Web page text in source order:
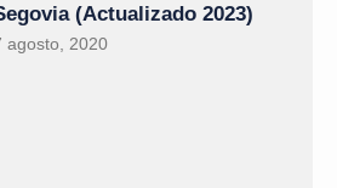
(Actualizado 2023)
agosto, 2020